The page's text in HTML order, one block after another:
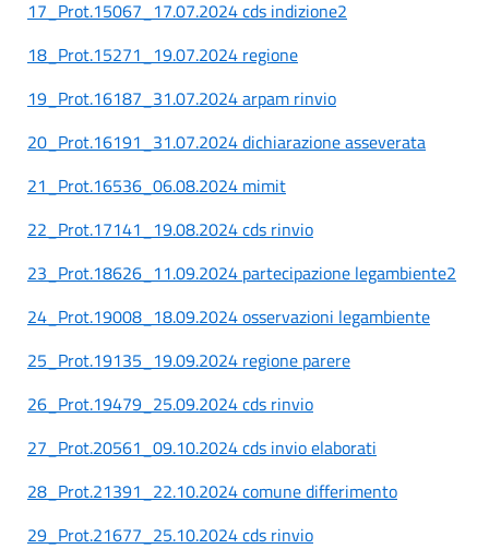
17_Prot.15067_17.07.2024 cds indizione2
18_Prot.15271_19.07.2024 regione
19_Prot.16187_31.07.2024 arpam rinvio
20_Prot.16191_31.07.2024 dichiarazione asseverata
21_Prot.16536_06.08.2024 mimit
22_Prot.17141_19.08.2024 cds rinvio
23_Prot.18626_11.09.2024 partecipazione legambiente2
24_Prot.19008_18.09.2024 osservazioni legambiente
25_Prot.19135_19.09.2024 regione parere
26_Prot.19479_25.09.2024 cds rinvio
27_Prot.20561_09.10.2024 cds invio elaborati
28_Prot.21391_22.10.2024 comune differimento
29_Prot.21677_25.10.2024 cds rinvio